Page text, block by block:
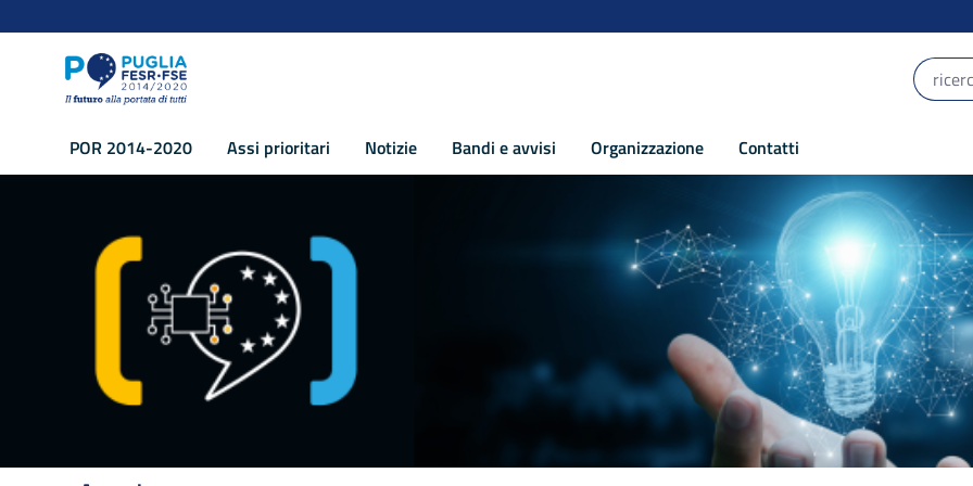
POR 2014-2020 Assi prioritari Notizie Bandi e avvisi Organizzazione Contatti
Asse I – Ricerca, Sviluppo Tecnologico e Innovazione - POR Puglia 2014-2020